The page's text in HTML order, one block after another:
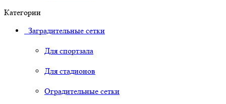
Категории
Заградительные сетки
Для спортзала
Для стадионов
Оградительные сетки